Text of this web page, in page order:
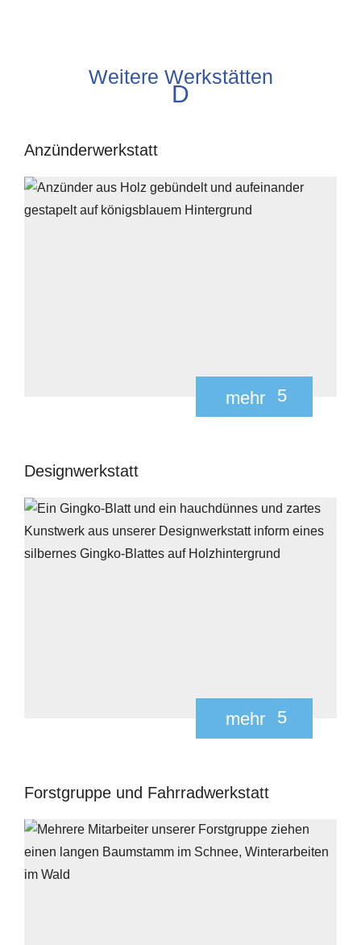
Weitere Werkstätten
D
Anzünderwerkstatt
mehr 5
Designwerkstatt
mehr 5
Forstgruppe und Fahrradwerkstatt